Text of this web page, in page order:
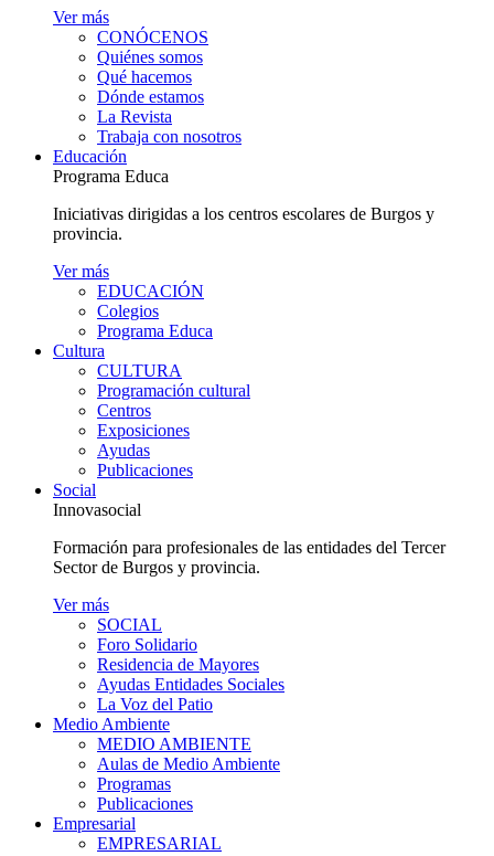
Ver más
CONÓCENOS
Quiénes somos
Qué hacemos
Dónde estamos
La Revista
Trabaja con nosotros
Educación
Programa Educa
Iniciativas dirigidas a los centros escolares de Burgos y
provincia.
Ver más
EDUCACIÓN
Colegios
Programa Educa
Cultura
CULTURA
Programación cultural
Centros
Exposiciones
Ayudas
Publicaciones
Social
Innovasocial
Formación para profesionales de las entidades del Tercer
Sector de Burgos y provincia.
Ver más
SOCIAL
Foro Solidario
Residencia de Mayores
Ayudas Entidades Sociales
La Voz del Patio
Medio Ambiente
MEDIO AMBIENTE
Aulas de Medio Ambiente
Programas
Publicaciones
Empresarial
EMPRESARIAL